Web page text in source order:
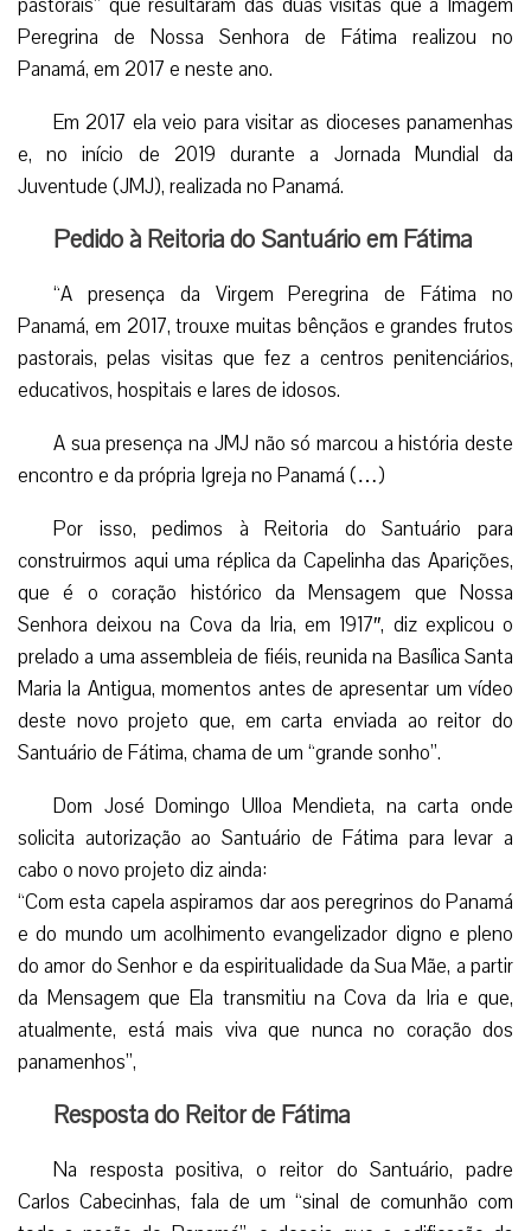
Peregrina de Nossa Senhora de Fátima realizou no
Panamá, em 2017 e neste ano.
Em 2017 ela veio para visitar as dioceses panamenhas
e, no início de 2019 durante a Jornada Mundial da
Juventude (JMJ), realizada no Panamá.
Pedido à Reitoria do Santuário em Fátima
“A presença da Virgem Peregrina de Fátima no
Panamá, em 2017, trouxe muitas bênçãos e grandes frutos
pastorais, pelas visitas que fez a centros penitenciários,
educativos, hospitais e lares de idosos.
A sua presença na JMJ não só marcou a história deste
encontro e da própria Igreja no Panamá (…)
Por isso, pedimos à Reitoria do Santuário para
construirmos aqui uma réplica da Capelinha das Aparições,
que é o coração histórico da Mensagem que Nossa
Senhora deixou na Cova da Iria, em 1917″, diz explicou o
prelado a uma assembleia de fiéis, reunida na Basílica Santa
Maria la Antigua, momentos antes de apresentar um vídeo
deste novo projeto que, em carta enviada ao reitor do
Santuário de Fátima, chama de um “grande sonho”.
Dom José Domingo Ulloa Mendieta, na carta onde
solicita autorização ao Santuário de Fátima para levar a
cabo o novo projeto diz ainda:
“Com esta capela aspiramos dar aos peregrinos do Panamá
e do mundo um acolhimento evangelizador digno e pleno
do amor do Senhor e da espiritualidade da Sua Mãe, a partir
da Mensagem que Ela transmitiu na Cova da Iria e que,
atualmente, está mais viva que nunca no coração dos
panamenhos”,
Resposta do Reitor de Fátima
Na resposta positiva, o reitor do Santuário, padre
Carlos Cabecinhas, fala de um “sinal de comunhão com